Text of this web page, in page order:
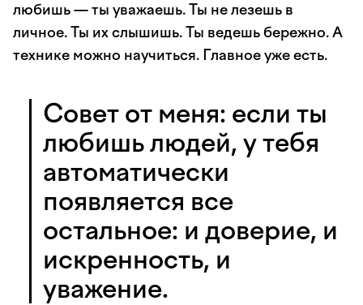
любишь — ты уважаешь. Ты не лезешь в
личное. Ты их слышишь. Ты ведешь бережно. А
технике можно научиться. Главное уже есть.
Совет от меня: если ты
любишь людей, у тебя
автоматически
появляется все
остальное: и доверие, и
искренность, и
уважение.